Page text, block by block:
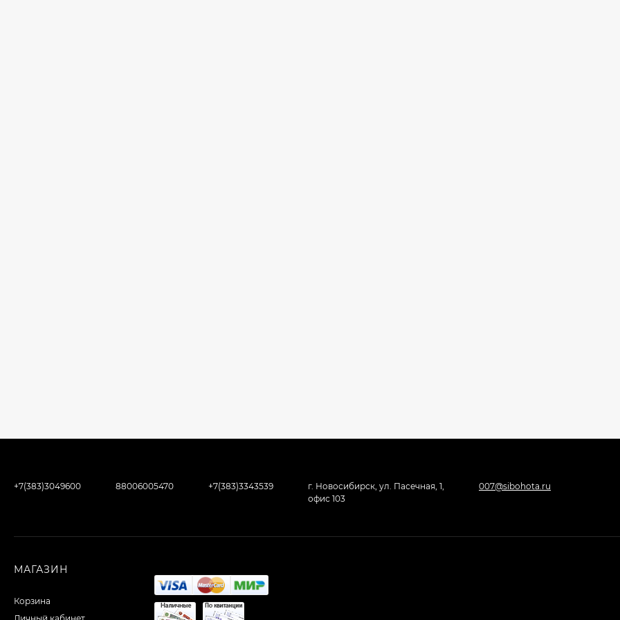
+7(383)3049600 88006005470 +7(383)3343539
г. Новосибирск, ул. Пасечная, 1,
офис 103
007@sibohota.ru
МАГАЗИН
Корзина